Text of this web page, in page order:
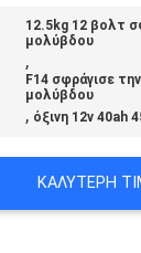
12.5kg 12 βολτ
μολύβδου
,
F14 σφράγισε
μολύβδου
, όξινη 12v 40ah
ΚΑΛΎΤΕΡΗ